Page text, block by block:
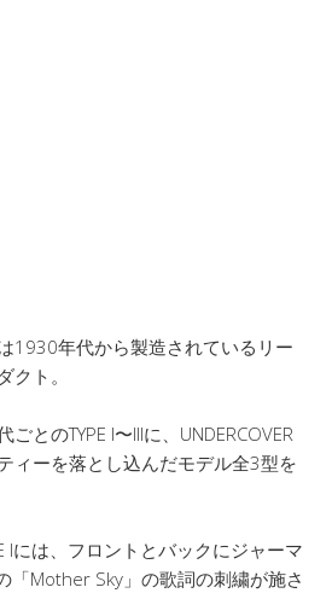
1930年代から製造されているリー
クト。
とのTYPE I〜IIIに、UNDERCOVER
ィーを落とし込んだモデル全3型を
Iには、フロントとバックにジャーマ
「Mother Sky」の歌詞の刺繍が施さ